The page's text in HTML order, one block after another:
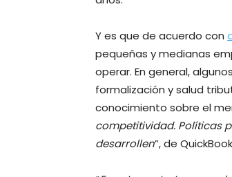
Y es que de acuerdo con
pequeñas y medianas
operar. En general,
formalización y salud
conocimiento sobre el
competitividad. Políticas
desarrollen”, de